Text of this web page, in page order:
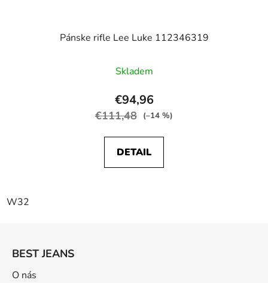
Pánske rifle Lee Luke 112346319
Skladem
€94,96
€111,48 (–14 %)
DETAIL
W32
BEST JEANS
O nás